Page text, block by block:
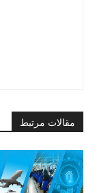
مقالات مرتبط